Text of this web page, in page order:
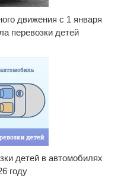
движения с 1 января
перевозки детей
детей в автомобилях
году